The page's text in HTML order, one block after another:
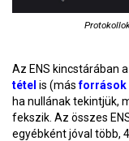
Az ENS kincstárában
tétel is (másforrások
ha nullának tekintjük,
fekszik. Az összes
egyébként jóval több,